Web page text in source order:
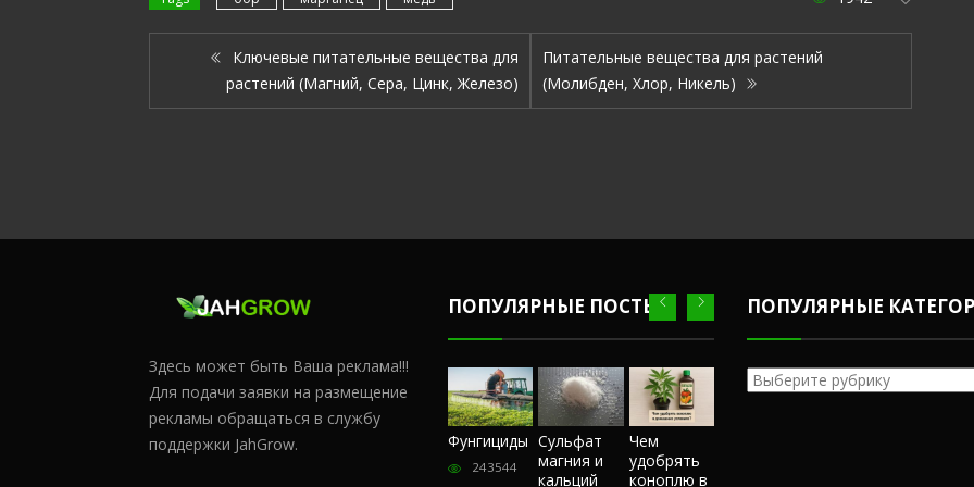
Ключевые питательные вещества для
растений (Магний, Сера, Цинк, Железо)
Питательные вещества для растений
(Молибден, Хлор, Никель)
Здесь может быть Ваша реклама!!!
Для подачи заявки на размещение
рекламы обращаться в службу
поддержки JahGrow.
ПОПУЛЯРНЫЕ ПОСТЫ
Сульфат
магния и
Чем
Честный
Фунгициды
243544
Сульфат
магния и
кальций
Чем
удобрять
коноплю в
ПОПУЛЯРНЫЕ
Популярные